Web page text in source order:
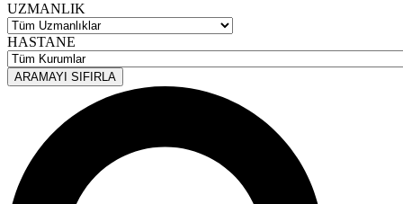
UZMANLIK
HASTANE
ARAMAYI SIFIRLA